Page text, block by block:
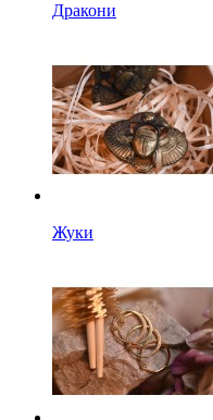
Дракони
Жуки